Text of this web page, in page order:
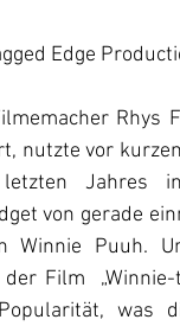
Edge
Rhys
nutzte vor
Jahres
von gerade
Winnie Puuh.
Film
was